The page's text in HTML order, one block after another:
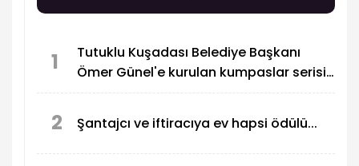
1
Tutuklu Kuşadası Belediye Başkanı
Ömer Günel'e kurulan kumpaslar serisi
2 Şantajcı ve iftiracıya ev hapsi ödülü...